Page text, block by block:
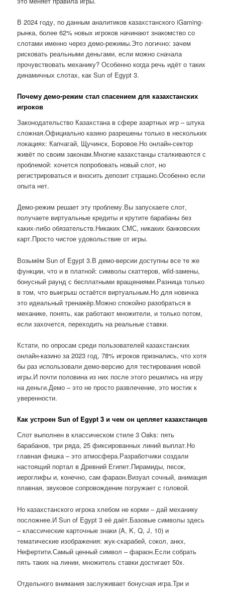
В 2024 году, по данным аналитиков казахстанского iGaming-
рынка, более 62% новых игроков начинают знакомство со
слотами именно через демо-режимы.Это логично: зачем
рисковать реальными деньгами, если можно сначала
прочувствовать механику? Особенно когда речь идёт о таких
динамичных слотах, как Sun of Egypt 3.
Почему демо-режим стал спасением для казахстанских
игроков
Законодательство Казахстана в сфере азартных игр – штука
сложная.Официально казино разрешены только в нескольких
локациях: Капчагай, Щучинск, Боровое.Но онлайн-сектор
живёт по своим законам.Многие казахстанцы сталкиваются с
проблемой: хочется попробовать новый слот, но
регистрироваться и вносить депозит страшно.Особенно если
опыта нет.
Демо-режим решает эту проблему.Вы запускаете слот,
получаете виртуальные кредиты и крутите барабаны без
каких-либо обязательств.Никаких СМС, никаких банковских
карт.Просто чистое удовольствие от игры.
Возьмём Sun of Egypt 3.В демо-версии доступны все те же
функции, что и в платной: символы скаттеров, wild-замены,
бонусный раунд с бесплатными вращениями.Разница только
в том, что выигрыш остаётся виртуальным.Но для новичка
это идеальный тренажёр.Можно спокойно разобраться в
механике, понять, как работают множители, и только потом,
если захочется, переходить на реальные ставки.
Кстати, по опросам среди пользователей казахстанских
онлайн-казино за 2023 год, 78% игроков признались, что хотя
бы раз использовали демо-версию для тестирования новой
игры.И почти половина из них после этого решились на игру
на деньги.Демо – это не просто развлечение, это мостик к
уверенности.
Как устроен Sun of Egypt 3 и чем он цепляет казахстанцев
Слот выполнен в классическом стиле 3 Oaks: пять
барабанов, три ряда, 25 фиксированных линий выплат.Но
главная фишка – это атмосфера.Разработчики создали
настоящий портал в Древний Египет.Пирамиды, песок,
иероглифы и, конечно, сам фараон.Визуал сочный, анимация
плавная, звуковое сопровождение погружает с головой.
Но казахстанского игрока хлебом не корми – дай механику
посложнее.И Sun of Egypt 3 её даёт.Базовые символы здесь
– классические карточные знаки (A, K, Q, J, 10) и
тематические изображения: жук-скарабей, сокол, анкх,
Нефертити.Самый ценный символ – фараон.Если собрать
пять таких на линии, множитель ставки достигает 50x.
Отдельного внимания заслуживает бонусная игра.Три и